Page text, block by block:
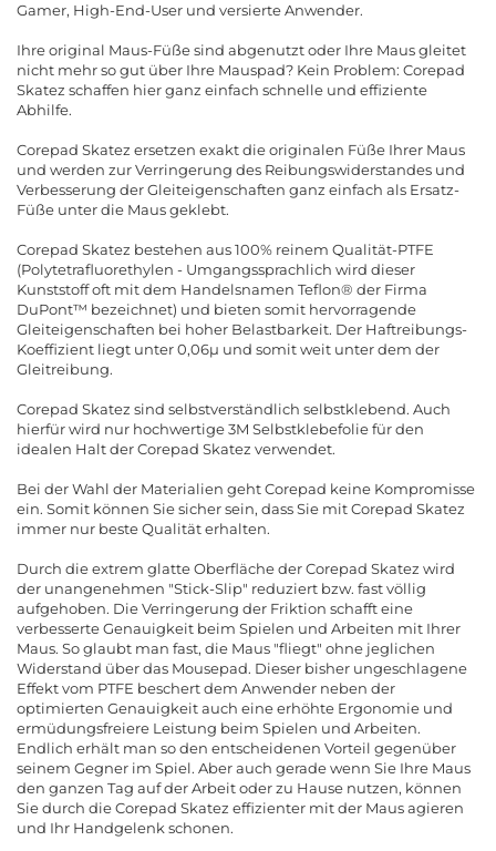
Gamer, High-End-User und versierte Anwender.
Ihre original Maus-Füße sind abgenutzt oder Ihre Maus gleitet
nicht mehr so gut über Ihre Mauspad? Kein Problem: Corepad
Skatez schaffen hier ganz einfach schnelle und effiziente
Abhilfe.
Corepad Skatez ersetzen exakt die originalen Füße Ihrer Maus
und werden zur Verringerung des Reibungswiderstandes und
Verbesserung der Gleiteigenschaften ganz einfach als Ersatz-
Füße unter die Maus geklebt.
Corepad Skatez bestehen aus 100% reinem Qualität-PTFE
(Polytetrafluorethylen - Umgangssprachlich wird dieser
Kunststoff oft mit dem Handelsnamen Teflon® der Firma
DuPont™ bezeichnet) und bieten somit hervorragende
Gleiteigenschaften bei hoher Belastbarkeit. Der Haftreibungs-
Koeffizient liegt unter 0,06µ und somit weit unter dem der
Gleitreibung.
Corepad Skatez sind selbstverständlich selbstklebend. Auch
hierfür wird nur hochwertige 3M Selbstklebefolie für den
idealen Halt der Corepad Skatez verwendet.
Bei der Wahl der Materialien geht Corepad keine Kompromisse
ein. Somit können Sie sicher sein, dass Sie mit Corepad Skatez
immer nur beste Qualität erhalten.
Durch die extrem glatte Oberfläche der Corepad Skatez wird
der unangenehmen "Stick-Slip" reduziert bzw. fast völlig
aufgehoben. Die Verringerung der Friktion schafft eine
verbesserte Genauigkeit beim Spielen und Arbeiten mit Ihrer
Maus. So glaubt man fast, die Maus "fliegt" ohne jeglichen
Widerstand über das Mousepad. Dieser bisher ungeschlagene
Effekt vom PTFE beschert dem Anwender neben der
optimierten Genauigkeit auch eine erhöhte Ergonomie und
ermüdungsfreiere Leistung beim Spielen und Arbeiten.
Endlich erhält man so den entscheidenen Vorteil gegenüber
seinem Gegner im Spiel. Aber auch gerade wenn Sie Ihre Maus
den ganzen Tag auf der Arbeit oder zu Hause nutzen, können
Sie durch die Corepad Skatez effizienter mit der Maus agieren
und Ihr Handgelenk schonen.